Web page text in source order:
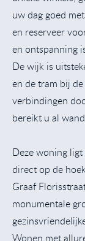
uw dag goed
en reserveer
en ontspanning
De wijk is
en de tram bij
verbindingen
bereikt u al
Deze woning
direct op de
Graaf
monumentale
Wonen met